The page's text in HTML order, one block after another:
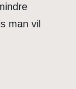
man vil